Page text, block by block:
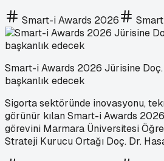
Smart-i Awards 2026
Smart-i Awards 2026 Jürisine
başkanlık edecek
Sigorta sektöründe inovasyonu,
görünür kılan Smart-i Awards
görevini Marmara Üniversitesi
Strateji Kurucu Ortağı Doç. Dr.